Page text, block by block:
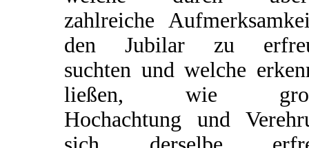
zahlreiche
den Jubilar zu
suchten und welche
ließen, wie
Hochachtung und